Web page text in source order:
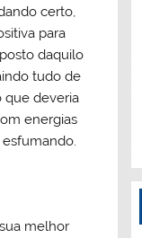
certo,
para
daquilo
tudo de
que deveria
energias
melhor